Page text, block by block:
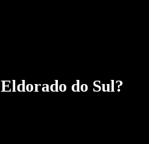
Eldorado do Sul?